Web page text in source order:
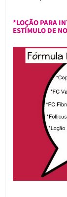
*LOÇÃO PARA
ESTÍMULO DE